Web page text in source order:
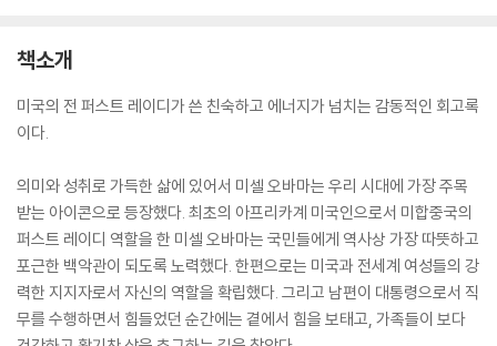
책소개
미국의 전 퍼스트 레이디가 쓴 친숙하고 에너지가 넘치는 감동적인 회고록
이다.
의미와 성취로 가득한 삶에 있어서 미셀 오바마는 우리 시대에 가장 주목
받는 아이콘으로 등장했다. 최초의 아프리카계 미국인으로서 미합중국의
퍼스트 레이디 역할을 한 미셀 오바마는 국민들에게 역사상 가장 따뜻하고
포근한 백악관이 되도록 노력했다. 한편으로는 미국과 전세계 여성들의 강
력한 지지자로서 자신의 역할을 확립했다. 그리고 남편이 대통령으로서 직
무를 수행하면서 힘들었던 순간에는 곁에서 힘을 보태고, 가족들이 보다